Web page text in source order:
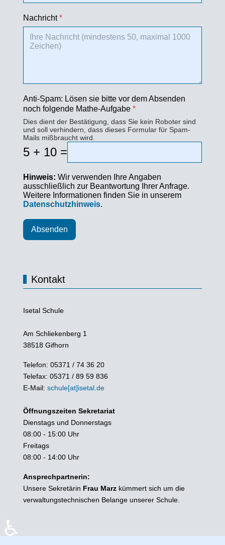
Nachricht*
Anti-Spam: Lösen sie bitte vor dem Absenden
noch folgende Mathe-Aufgabe*
Dies dient der Bestätigung, dass Sie kein Roboter sind
und soll verhindern, dass dieses Formular für Spam-
Mails mißbraucht wird.
5 + 10 =
Hinweis: Wir verwenden Ihre Angaben
ausschließlich zur Beantwortung Ihrer Anfrage.
Weitere Informationen finden Sie in unserem
Datenschutzhinweis.
Absenden
Kontakt
Isetal Schule
Am Schliekenberg 1
38518 Gifhorn
Telefon: 05371 / 74 36 20
Telefax: 05371 / 89 59 836
E-Mail:schule[at]isetal.de
Öffnungszeiten Sekretariat
Dienstags und Donnerstags
08:00 - 15:00 Uhr
Freitags
08:00 - 14:00 Uhr
Ansprechpartnerin:
Unsere Sekretärin Frau Marz kümmert sich um die
verwaltungstechnischen Belange unserer Schule.